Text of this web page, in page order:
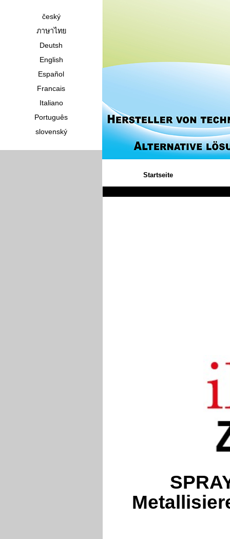
český
ภาษาไทย
Deutsh
English
Español
Francais
Italiano
Português
slovenský
Startseite